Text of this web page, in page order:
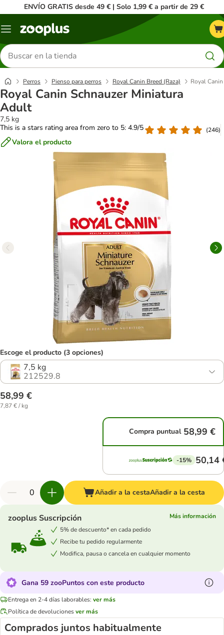
ENVÍO GRATIS desde 49 € | Solo 1,99 € a partir de 29 €
Menú
Buscar
productos
Perros Pienso para perros Royal Canin Breed (Raza) Royal
Royal Canin Schnauzer Miniatura
Adult
7,5 kg
This is a stars rating area from zero to 5: 4.9/5
(246)
Valora el producto
Escoge el producto (3 opciones)
7,5 kg
212529.8
58,99 €
7,87 € / kg
Compra puntual 58,99 €
-15% 50,14
Añadir a la cestaAñadir a la cesta
zooplus Suscripción
Más información
5% de descuento* en cada pedido
Recibe tu pedido regularmente
Modifica, pausa o cancela en cualquier momento
Gana 59 zooPuntos con este producto
Entrega en 2-4 días laborables: ver más
Política de devolucionesver más
Comprados juntos habitualmente